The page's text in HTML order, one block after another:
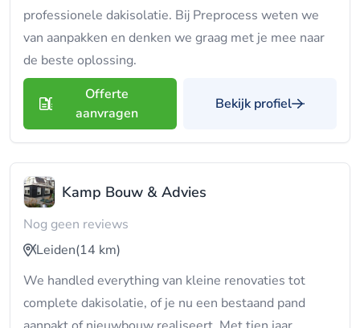
professionele dakisolatie. Bij Preprocess weten we
van aanpakken en denken we graag met je mee naar
de beste oplossing.
Offerte
aanvragen
Bekijk profiel
Kamp Bouw & Advies
Nog geen reviews
Leiden(14 km)
We handled everything van kleine renovaties tot
complete dakisolatie, of je nu een bestaand pand